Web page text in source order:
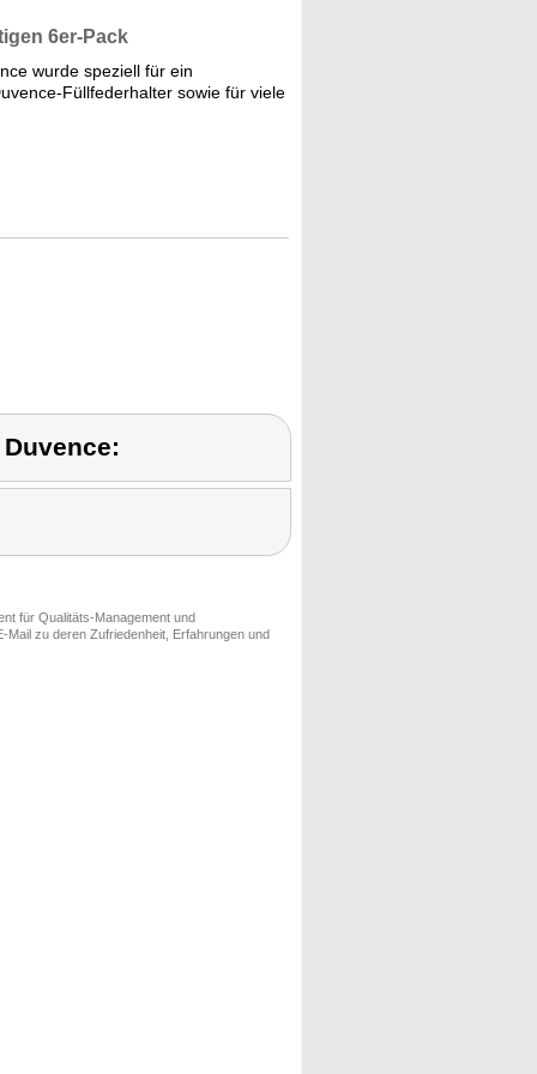
6er-Pack
wurde speziell für ein
Füllfederhalter sowie für viele
für Qualitäts-Management und
zu deren Zufriedenheit, Erfahrungen und